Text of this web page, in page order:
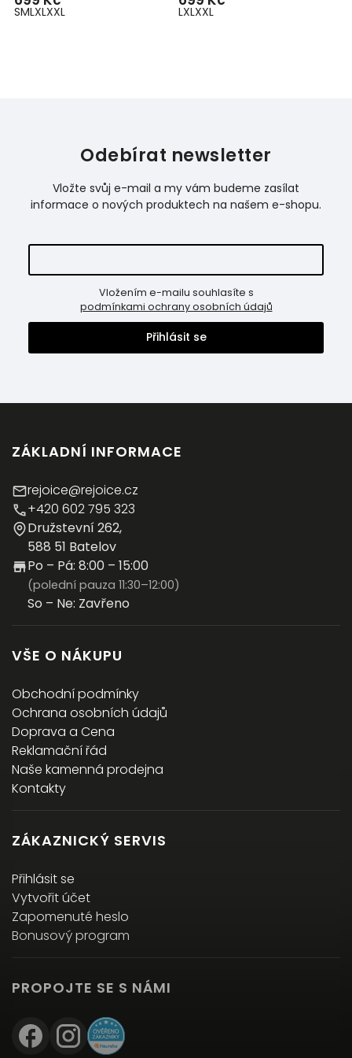
SMLXLXXL LXLXXL
Odebírat newsletter
Vložte svůj e-mail a my vám budeme zasílat
informace o nových produktech na našem e-shopu.
podmínkami ochrany osobních údajů
Přihlásit se
ZÁKLADNÍ INFORMACE
rejoice@rejoice.cz
+420 602 795 323
Družstevní 262,
588 51 Batelov
Po – Pá: 8:00 – 15:00
(polední pauza 11:30–12:00)
So – Ne: Zavřeno
VŠE O NÁKUPU
Obchodní podmínky
Ochrana osobních údajů
Doprava a Cena
Reklamační řád
Naše kamenná prodejna
Kontakty
ZÁKAZNICKÝ SERVIS
Přihlásit se
Vytvořit účet
Zapomenuté heslo
Bonusový program
PROPOJTE SE S NÁMI